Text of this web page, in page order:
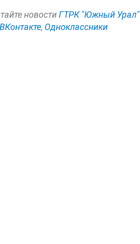
новостиГТРК "Южный Урал"
ВКонтакте, Одноклассники